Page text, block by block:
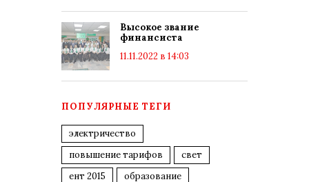
Высокое звание
финансиста
11.11.2022 в 14:03
ПОПУЛЯРНЫЕ ТЕГИ
электричество
повышение тарифов
свет
ент 2015
образование